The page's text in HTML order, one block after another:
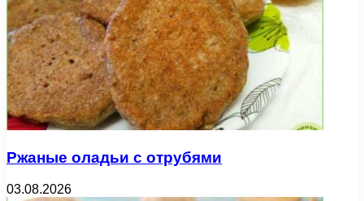
Ржаные оладьи с отрубями
03.08.2026